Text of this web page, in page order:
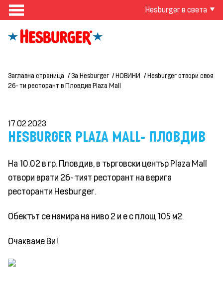
Hesburger в света
Заглавна страница За Hesburger НОВИНИ
Hesburger отвори своя
26- ти ресторант в Пловдив Plaza Mall
17.02.2023
HESBURGER PLAZA MALL- ПЛОВДИВ
На 10.02 в гр. Пловдив, в търговски център Plaza Mall
отвори врати 26- тият ресторант на верига
ресторанти Hesburger.
Обектът се намира на ниво 2 и е с площ 105 м2.
Очакваме Ви!